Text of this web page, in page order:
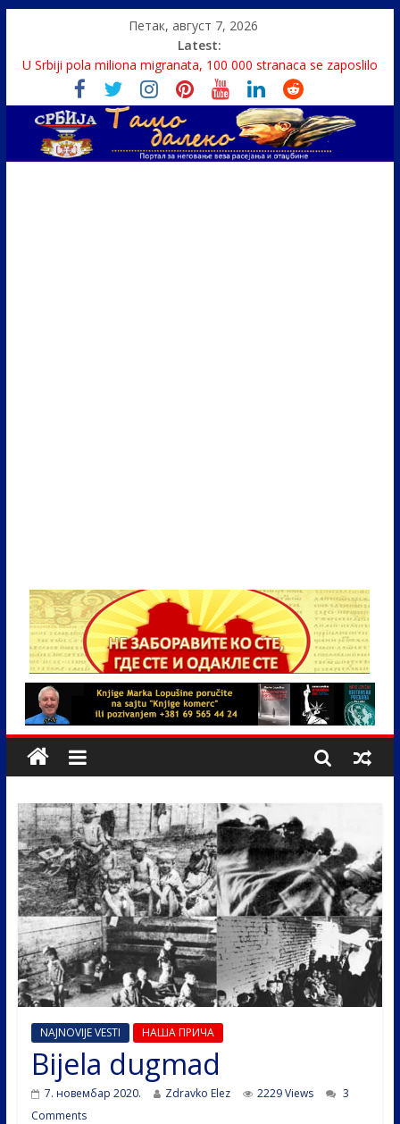
Петак, август 7, 2026
Latest:
Politika i seks glavne teme srpskih medija
U Srbiji pola miliona migranata, 100 000 stranaca se zaposlilo
Како је „Господар књига“ проглашен народним
непријатељем
Čije je pravo na istinu o Nikoli Tesli?
Srbin zaspao na Dunavu, reka ga odnela u Rumuniju
NAJNOVIJE VESTI НАША ПРИЧА
Bijela dugmad
7. новембар 2020. Zdravko Elez 2229 Views
3
Comments